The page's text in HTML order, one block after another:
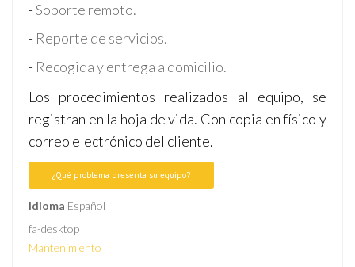
-Soporte remoto.
- Reporte de servicios.
- Recogida y entrega a domicilio.
Los procedimientos realizados al equipo, se
registran en la hoja de vida. Con copia en físico y
correo electrónico del cliente.
¿Qué problema presenta su equipo?
Idioma Español
fa-desktop
Mantenimiento